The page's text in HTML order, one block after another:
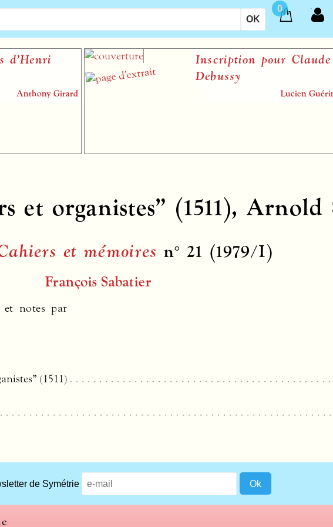
0
Anthony Girard
Inscription pour Claude
Debussy
Lucien Guérinel
et organistes” (1511),
et mémoires n° 21 (1979/I)
François Sabatier
notes par
(1511)
de Symétrie